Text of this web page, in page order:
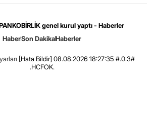
genel kurul yaptı - Haberler
HaberSon DakikaHaberler
[Hata Bildir] 08.08.2026 18:27:35 #.0.3#
.HCFOK.